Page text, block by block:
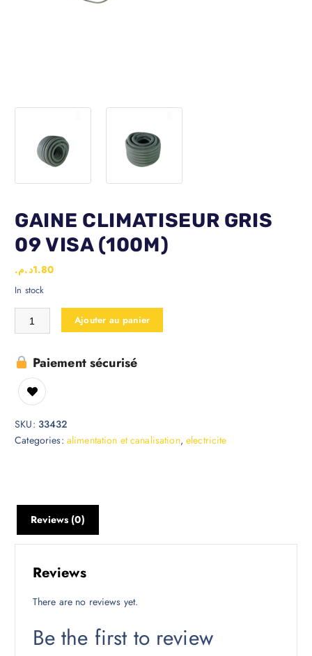
GAINE CLIMATISEUR GRIS
09 VISA (100M)
1.80د.م.
In stock
Ajouter au panier
Paiement sécurisé
SKU: 33432
Categories: alimentation et canalisation,electricite
Reviews (0)
Reviews
There are no reviews yet.
Be the first to review